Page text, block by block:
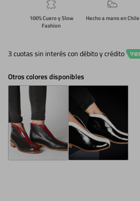
100% Cuero y Slow
Fashion
Hecho a mano en Chile
3 cuotas sin interés con débito y crédito
Otros colores disponibles